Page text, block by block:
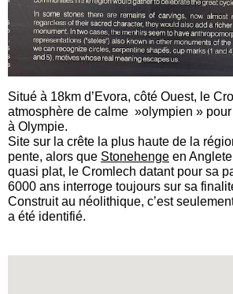
Situé à 18km d’Evora, côté Ouest, le
atmosphère de calme »olympien »
à Olympie.
Site sur la crête la plus haute de la
pente, alors que Stonehenge en
quasi plat, le Cromlech datant pour sa
6000 ans interroge toujours sur sa
Construit au néolithique, c’est
a été identifié.